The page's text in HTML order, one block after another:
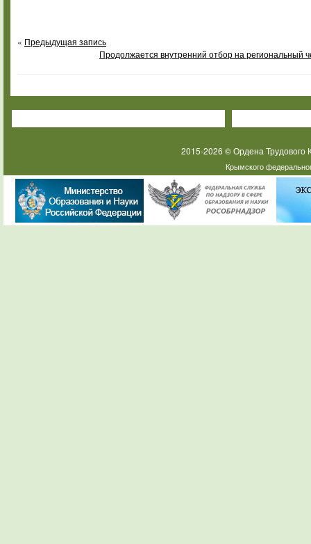
« Предыдущая запись
Продолжается внутренний отбор на
2015-2026 © Ордена
Крымского